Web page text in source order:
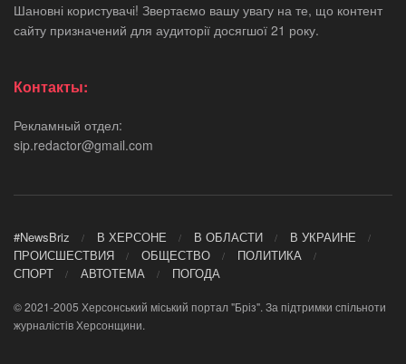
Шановні користувачі! Звертаємо вашу увагу на те, що контент
сайту призначений для аудиторії досягшої 21 року.
Контакты:
Рекламный отдел:
sip.redactor@gmail.com
#NewsBriz В ХЕРСОНЕ В ОБЛАСТИ
В УКРАИНЕ
ПРОИСШЕСТВИЯ
ОБЩЕСТВО
ПОЛИТИКА
СПОРТ
АВТОТЕМА ПОГОДА
© 2021-2005 Херсонський міський портал "Бріз". За підтримки спільноти
журналістів Херсонщини.